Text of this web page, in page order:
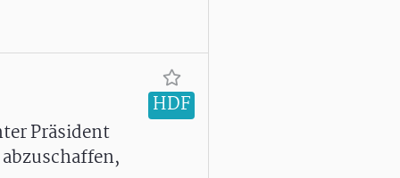
Präsident
HDF